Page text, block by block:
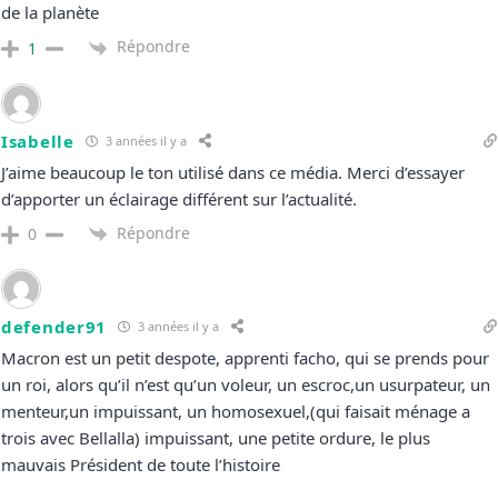
de la planète
1 Répondre
Isabelle 3 années il y a
J’aime beaucoup le ton utilisé dans ce média. Merci d’essayer
d’apporter un éclairage différent sur l’actualité.
0 Répondre
defender91 3 années il y a
Macron est un petit despote, apprenti facho, qui se prends pour
un roi, alors qu’il n’est qu’un voleur, un escroc,un usurpateur, un
menteur,un impuissant, un homosexuel,(qui faisait ménage a
trois avec Bellalla) impuissant, une petite ordure, le plus
mauvais Président de toute l’histoire